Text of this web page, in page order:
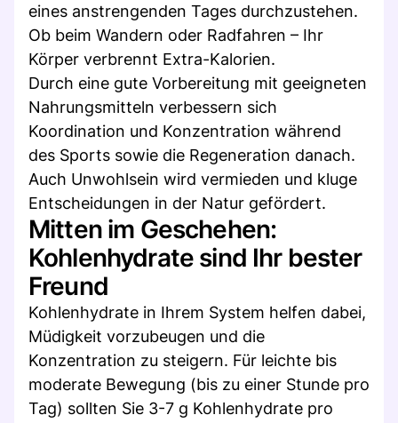
eines anstrengenden Tages durchzustehen.
Ob beim Wandern oder Radfahren – Ihr
Körper verbrennt Extra-Kalorien.
Durch eine gute Vorbereitung mit geeigneten
Nahrungsmitteln verbessern sich
Koordination und Konzentration während
des Sports sowie die Regeneration danach.
Auch Unwohlsein wird vermieden und kluge
Entscheidungen in der Natur gefördert.
Mitten im Geschehen:
Kohlenhydrate sind Ihr bester
Freund
Kohlenhydrate in Ihrem System helfen dabei,
Müdigkeit vorzubeugen und die
Konzentration zu steigern. Für leichte bis
moderate Bewegung (bis zu einer Stunde pro
Tag) sollten Sie 3-7 g Kohlenhydrate pro